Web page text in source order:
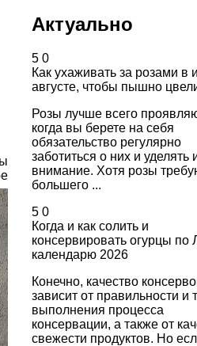
Актуально
5 0
Как ухаживать за розами в
августе, чтобы пышно
Розы лучше всего
когда вы берете на себя
обязательство регулярно
заботиться о них и уделять
внимание. Хотя розы
большего ...
5 0
Когда и как солить и
консервировать огурцы по
календарю 2026
Конечно, качество
зависит от правильности и
выполнения процесса
консервации, а также от
свежести продуктов. Но